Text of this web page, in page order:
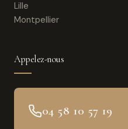
Lille
Montpellier
Appelez-nous
04 58 10 57 19